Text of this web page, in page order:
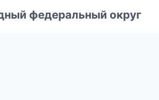
федеральный округ